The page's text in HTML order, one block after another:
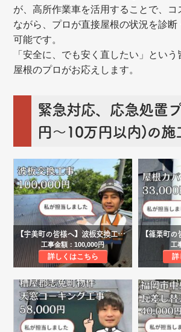
が、高所作業車を活用することで、コ
ながら、プロが直接屋根の状況を診断
可能です。
「安全に、でも安く直したい」という
屋根のプロがお応えします。
緊急対応、応急処置
円～10万円以内)の施
【宇美町の皆様へ】波板交換工事事例｜劣化により破損した駐車場屋根をポリカーボネートで明るく変身！
工事金額：100,000円
詳しくはこちら
工
詳